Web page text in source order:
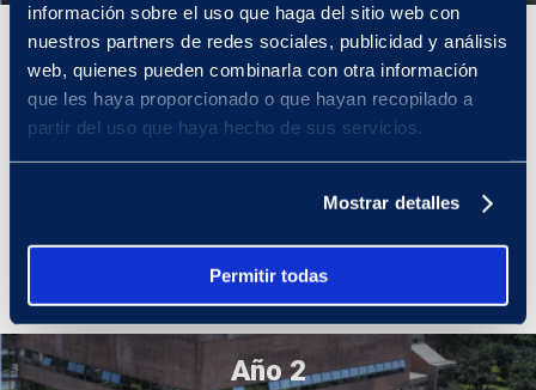
información sobre el uso que haga del sitio web con
nuestros partners de redes sociales, publicidad y análisis
web, quienes pueden combinarla con otra información
que les haya proporcionado o que hayan recopilado a
partir del uso que haya hecho de sus servicios.
Mostrar detalles
Permitir todas
Año 1
Los Estudios Generales son la mejor introducción a la experiencia
universitaria y el punto de partida de nuestro modelo de
formación integral. En estos primeros ciclos se concentran cursos
y actividades que te llevarán a ampliar tu comprensión del mundo
definidos por la Universidad. A partir de los ciclos siguientes,
podrás elegir a qué cursos matricularte. Tienes más de 100
¡Es un mundo de diversos
Año 2